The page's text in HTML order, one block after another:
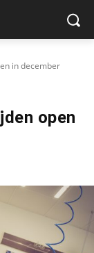
in december
open